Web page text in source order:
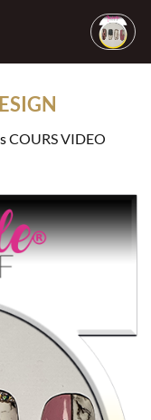
COURS VIDEO